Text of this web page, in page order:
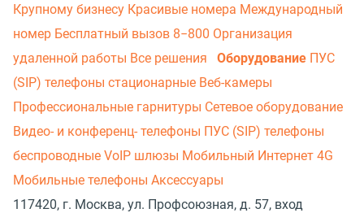
Крупному бизнесу Красивые номера Международный
номер Бесплатный вызов 8−800 Организация
удаленной работы Все решения Оборудование ПУС
(SIP) телефоны стационарные Веб-камеры
Профессиональные гарнитуры Сетевое оборудование
Видео- и конференц- телефоны ПУС (SIP) телефоны
беспроводные VoIP шлюзы Мобильный Интернет 4G
Мобильные телефоны Аксессуары
117420, г. Москва, ул. Профсоюзная, д. 57, вход